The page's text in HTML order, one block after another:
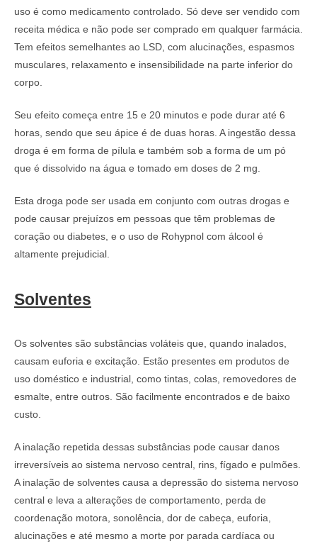
uso é como medicamento controlado. Só deve ser vendido com
receita médica e não pode ser comprado em qualquer farmácia.
Tem efeitos semelhantes ao LSD, com alucinações, espasmos
musculares, relaxamento e insensibilidade na parte inferior do
corpo.
Seu efeito começa entre 15 e 20 minutos e pode durar até 6
horas, sendo que seu ápice é de duas horas. A ingestão dessa
droga é em forma de pílula e também sob a forma de um pó
que é dissolvido na água e tomado em doses de 2 mg.
Esta droga pode ser usada em conjunto com outras drogas e
pode causar prejuízos em pessoas que têm problemas de
coração ou diabetes, e o uso de Rohypnol com álcool é
altamente prejudicial.
Solventes
Os solventes são substâncias voláteis que, quando inalados,
causam euforia e excitação. Estão presentes em produtos de
uso doméstico e industrial, como tintas, colas, removedores de
esmalte, entre outros. São facilmente encontrados e de baixo
custo.
A inalação repetida dessas substâncias pode causar danos
irreversíveis ao sistema nervoso central, rins, fígado e pulmões.
A inalação de solventes causa a depressão do sistema nervoso
central e leva a alterações de comportamento, perda de
coordenação motora, sonolência, dor de cabeça, euforia,
alucinações e até mesmo a morte por parada cardíaca ou